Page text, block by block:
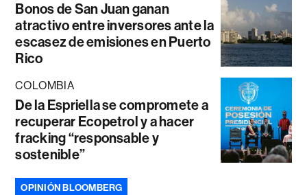
Bonos de San Juan ganan
atractivo entre inversores ante la
escasez de emisiones en Puerto
Rico
COLOMBIA
De la Espriella se compromete a
recuperar Ecopetrol y a hacer
fracking “responsable y
sostenible”
OPINIÓN BLOOMBERG